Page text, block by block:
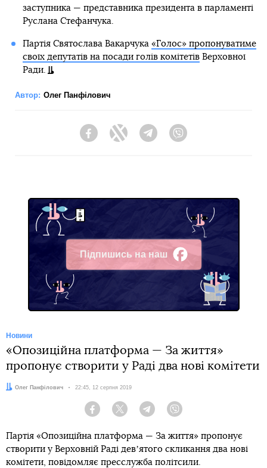
заступника — представника президента в парламенті
Руслана Стефанчука.
Партія Святослава Вакарчука «Голос» пропонуватиме
своїх депутатів на посади голів комітетівВерховної
Ради.
Автор: Олег Панфілович
FacebookTwitter Telegram
Підпишись на наш
Facebook
Новини
«Опозиційна платформа — За життя»
пропонує створити у Раді два нові комітети
Автор:
Олег Панфілович Дата:
22:45, 12 серпня 2019
Facebook Twitter Telegram
Партія «Опозиційна платформа — За життя» пропонує
створити у Верховній Раді девʼятого скликання два нові
комітети, повідомляє пресслужба політсили.